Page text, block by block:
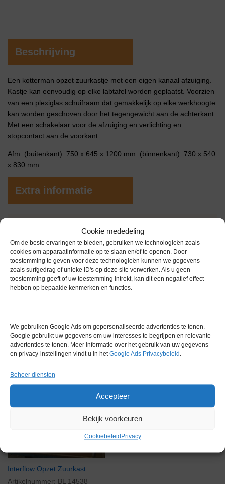
Cookie mededeling
Om de beste ervaringen te bieden, gebruiken we technologieën zoals
cookies om apparaatinformatie op te slaan en/of te openen. Door
toestemming te geven voor deze technologieën kunnen we gegevens
zoals surfgedrag of unieke ID's op deze site verwerken. Als u geen
toestemming geeft of uw toestemming intrekt, kan dit een negatief effect
hebben op bepaalde kenmerken en functies.
We gebruiken Google Ads om gepersonaliseerde advertenties te tonen.
Google gebruikt uw gegevens om uw interesses te begrijpen en relevante
advertenties te tonen. Meer informatie over het gebruik van uw gegevens
en privacy-instellingen vindt u in hetGoogle Ads Privacybeleid .
Beheer diensten
Accepteer
Bekijk voorkeuren
Cookiebeleid Privacy
Beschrijving
Een kotterman opzet zuurkastje met een eigen kanaal afzuiging.
Kastje kan eenvoudig op elke labtafel worden geplaatst. Voorzien
van een plexiglas schuifraam dat gemakkelijk op elke werkhoogte
kan worden geschoven door het tegengewicht aan de achterkant.
Met een schakelaar voor de afzuiging en verlichting en
stopcontact aan de voorkant.
Afm. (buitenkant): 750 x 645 x 1200 mm. (binnenkant): 730 x 540
x 830 mm.
Extra informatie
Gereserveerd
Interflow Opzet Zuurkast
Artikelnummer: BL 14538